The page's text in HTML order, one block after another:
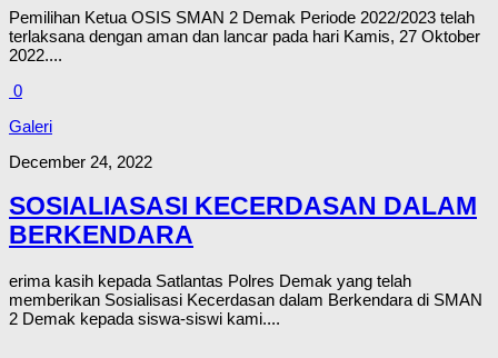
Pemilihan Ketua OSIS SMAN 2 Demak Periode 2022/2023 telah
terlaksana dengan aman dan lancar pada hari Kamis, 27 Oktober
2022....
0
Galeri
December 24, 2022
SOSIALIASASI KECERDASAN DALAM
BERKENDARA
erima kasih kepada Satlantas Polres Demak yang telah
memberikan Sosialisasi Kecerdasan dalam Berkendara di SMAN
2 Demak kepada siswa-siswi kami....